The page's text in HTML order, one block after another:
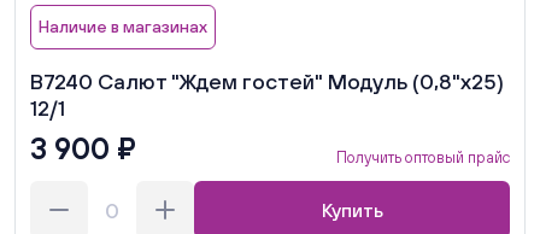
Наличие в магазинах
В7240 Салют "Ждем гостей" Модуль (0,8"х25)
12/1
3 900 ₽ Получить оптовый прайс
Купить